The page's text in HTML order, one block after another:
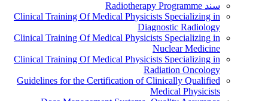
سند Radiotherapy Programme
Clinical Training Of Medical Physicists Specializing in
Diagnostic Radiology
Clinical Training Of Medical Physicists Specializing in
Nuclear Medicine
Clinical Training Of Medical Physicists Specializing in
Radiation Oncology
Guidelines for the Certification of Clinically Qualified
Medical Physicists